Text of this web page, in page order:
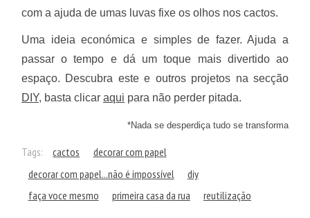
com a ajuda de umas luvas fixe os olhos nos cactos.
Uma ideia económica e simples de fazer. Ajuda a
passar o tempo e dá um toque mais divertido ao
espaço. Descubra este e outros projetos na secção
DIY, basta clicar aqui para não perder pitada.
*Nada se desperdiça tudo se transforma
Tags: cactos
decorar com papel
decorar com papel...não é impossível
diy
faça voce mesmo
primeira casa da rua reutilização